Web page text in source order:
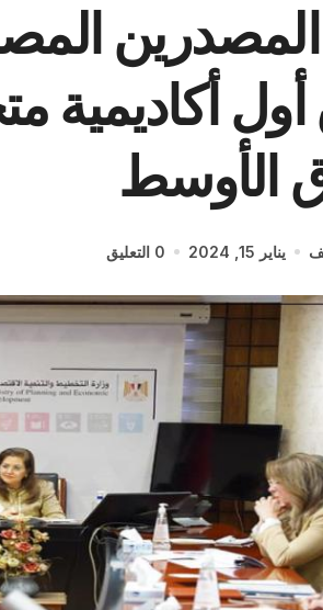
أول
الأوسط
يناير 15, 2024 0 التعليق